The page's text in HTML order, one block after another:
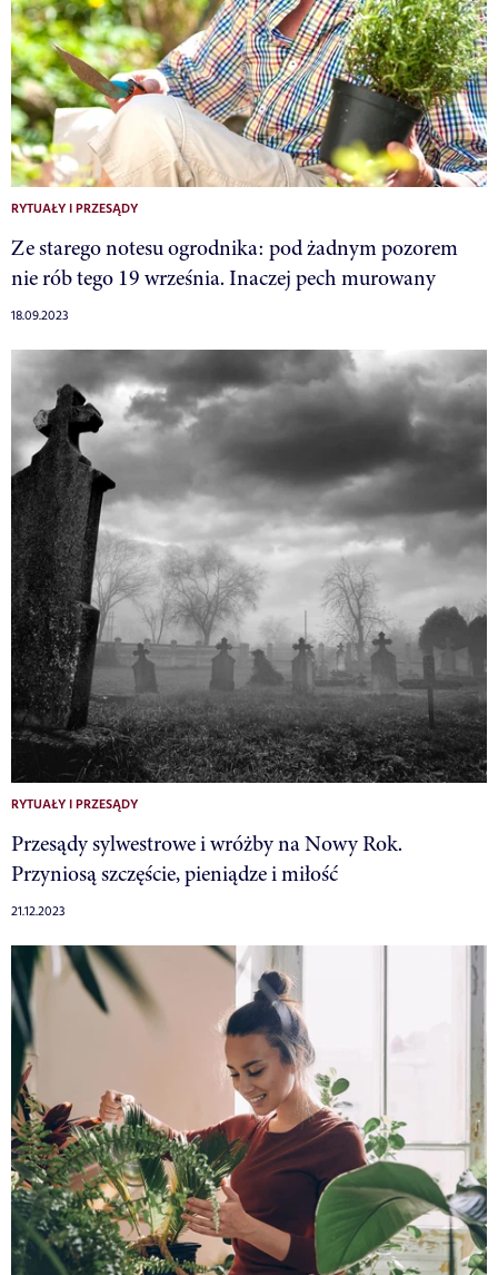
RYTUAŁY I PRZESĄDY
Ze starego notesu ogrodnika: pod żadnym pozorem
nie rób tego 19 września. Inaczej pech murowany
18.09.2023
RYTUAŁY I PRZESĄDY
Przesądy sylwestrowe i wróżby na Nowy Rok.
Przyniosą szczęście, pieniądze i miłość
21.12.2023